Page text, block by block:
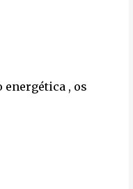
energética , os